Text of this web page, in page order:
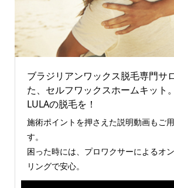
ブラジリアンワックス脱毛専門サ
た、セルフワックスホームキット
LULAの脱毛を！
施術ポイントを押さえた説明動画もご
す。
困った時には、プロワクサーによるオ
リングで安心。